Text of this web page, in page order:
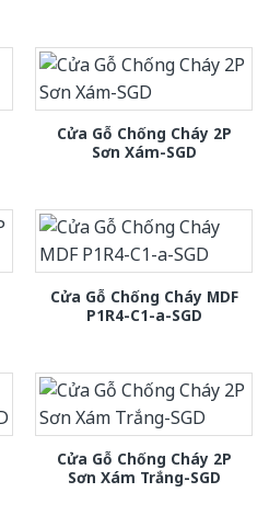
Cửa Gỗ Chống Cháy 2P
Sơn Xám-SGD
Cửa Gỗ Chống Cháy MDF
P1R4-C1-a-SGD
Cửa Gỗ Chống Cháy 2P
Sơn Xám Trắng-SGD